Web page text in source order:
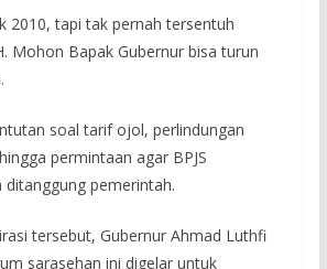
2010, tapi tak pernah tersentuh
Mohon Bapak Gubernur bisa turun
soal tarif ojol, perlindungan
permintaan agar BPJS
pemerintah.
tersebut, Gubernur Ahmad Luthfi
sarasehan ini digelar untuk